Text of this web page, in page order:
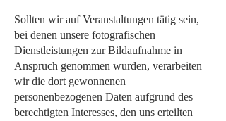
Sollten wir auf Veranstaltungen tätig sein,
bei denen unsere fotografischen
Dienstleistungen zur Bildaufnahme in
Anspruch genommen wurden, verarbeiten
wir die dort gewonnenen
personenbezogenen Daten aufgrund des
berechtigten Interesses, den uns erteilten